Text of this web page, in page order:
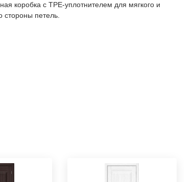
коробка с TPE-уплотнителем для мягкого и
стороны петель.